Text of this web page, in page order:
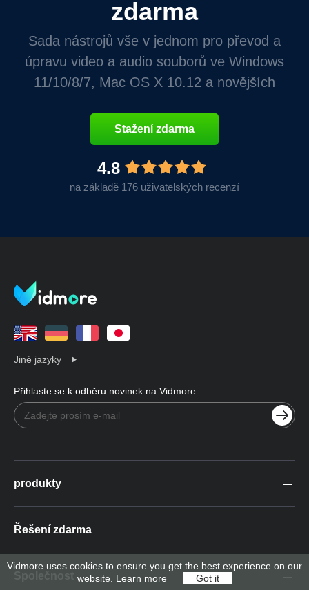
zdarma
Sada nástrojů vše v jednom pro převod a
úpravu video a audio souborů ve Windows
11/10/8/7, Mac OS X 10.12 a novějších
Stažení zdarma
4.8
na základě 176 uživatelských recenzí
Jiné jazyky
Přihlaste se k odběru novinek na Vidmore:
produkty
Řešení zdarma
Vidmore uses cookies to ensure you get the best experience on our
website. Learn more Got it